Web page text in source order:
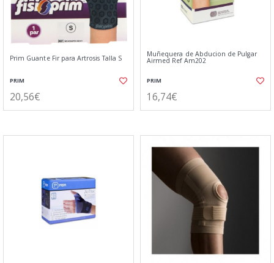
Prim Guante Fir para Artrosis Talla S
PRIM
20,56€
Muñequera de Abducion de Pulgar
Airmed Ref Am202
PRIM
16,74€